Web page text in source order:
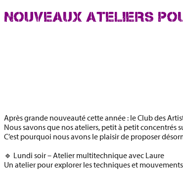
NOUVEAUX ATELIERS
Après grande nouveauté cette année : le Club des
Nous savons que nos ateliers, petit à petit concentrés
C’est pourquoi nous avons le plaisir de proposer
🔹 Lundi soir – Atelier multitechnique avec Laure
Un atelier pour explorer les techniques et